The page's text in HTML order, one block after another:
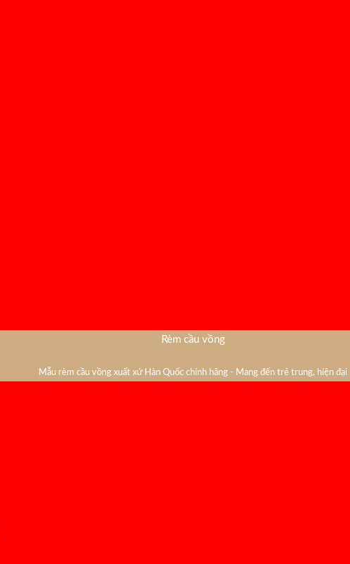
Rèm cầu vồng
Mẫu rèm cầu vồng xuất xứ Hàn Quốc chính hãng - Mang đến trẻ trung, hiện đại